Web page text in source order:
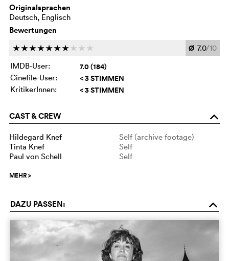
Originalsprachen
Deutsch, Englisch
Bewertungen
ccccccc c c c Ø 7.0/10
IMDB-User:
7.0 (184)
Cinefile-User: < 3 STIMMEN
KritikerInnen: < 3 STIMMEN
CAST & CREW o
Hildegard Knef
Self (archive footage)
Tinta Knef
Self
Paul von Schell
Self
MEHR>
DAZU PASSEN: o